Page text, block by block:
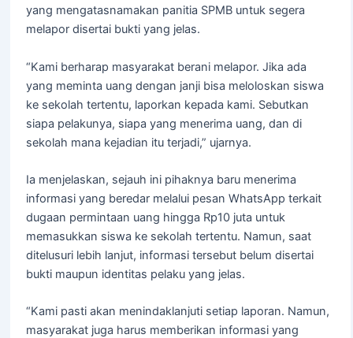
yang mengatasnamakan panitia SPMB untuk segera
melapor disertai bukti yang jelas.
“Kami berharap masyarakat berani melapor. Jika ada
yang meminta uang dengan janji bisa meloloskan siswa
ke sekolah tertentu, laporkan kepada kami. Sebutkan
siapa pelakunya, siapa yang menerima uang, dan di
sekolah mana kejadian itu terjadi,” ujarnya.
Ia menjelaskan, sejauh ini pihaknya baru menerima
informasi yang beredar melalui pesan WhatsApp terkait
dugaan permintaan uang hingga Rp10 juta untuk
memasukkan siswa ke sekolah tertentu. Namun, saat
ditelusuri lebih lanjut, informasi tersebut belum disertai
bukti maupun identitas pelaku yang jelas.
“Kami pasti akan menindaklanjuti setiap laporan. Namun,
masyarakat juga harus memberikan informasi yang